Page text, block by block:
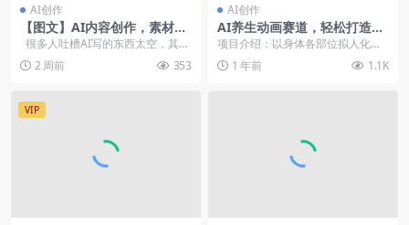
AI创作
【图文】AI内容创作，素材准
备优于提示词具体场景替代泛
泛指令
很多人吐槽AI写的东西太空，其实
是自己给的线索太少。一句...
2 周前 353
AI创作
AI养生动画赛道，轻松打造爆
款视频，豆包AI新手也能操作
项目介绍：以身体各部位拟人化呈
现的 3D 视觉图片，搭配实用养生
知识，受众群体各...
1 年前 1.1K
VIP